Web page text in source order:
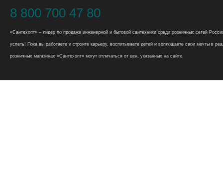
8 800 700 47 80
«Сантехопт» – лидер по продаже инженерной и бытовой сантехники среди розничных сетей
успеть! Пока вы работаете и строите карьеру, воспитываете детей и воплощаете свои мечты в
розничных магазинах «Сантехопт» могут отличаться от цен, указанных на сайте.